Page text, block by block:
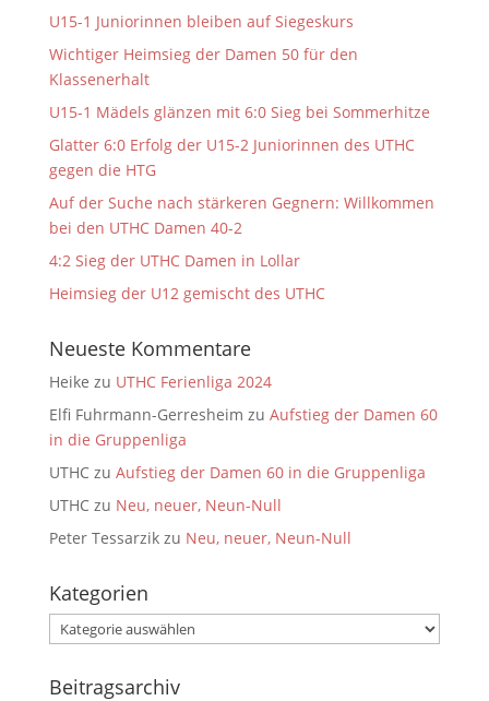
U15-1 Juniorinnen bleiben auf Siegeskurs
Wichtiger Heimsieg der Damen 50 für den
Klassenerhalt
U15-1 Mädels glänzen mit 6:0 Sieg bei Sommerhitze
Glatter 6:0 Erfolg der U15-2 Juniorinnen des UTHC
gegen die HTG
Auf der Suche nach stärkeren Gegnern: Willkommen
bei den UTHC Damen 40-2
4:2 Sieg der UTHC Damen in Lollar
Heimsieg der U12 gemischt des UTHC
Neueste Kommentare
Heike zu UTHC Ferienliga 2024
Elfi Fuhrmann-Gerresheim zu Aufstieg der Damen 60
in die Gruppenliga
UTHCzu Aufstieg der Damen 60 in die Gruppenliga
UTHCzu Neu, neuer, Neun-Null
Peter Tessarzikzu Neu, neuer, Neun-Null
Kategorien
Kategorien
Beitragsarchiv